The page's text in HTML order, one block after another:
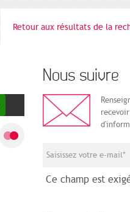
Retour aux résultats de la
Nous suivre
Ce champ est